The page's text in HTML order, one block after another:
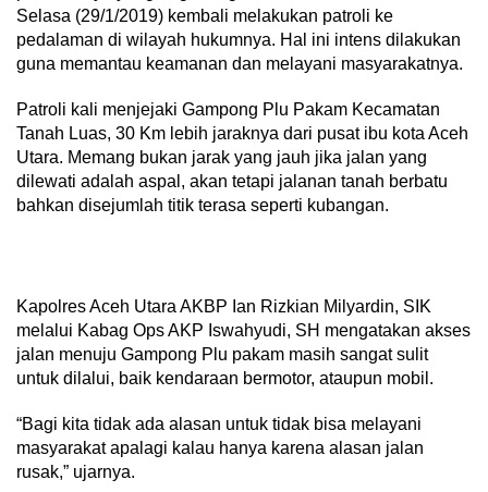
Selasa (29/1/2019) kembali melakukan patroli ke
pedalaman di wilayah hukumnya. Hal ini intens dilakukan
guna memantau keamanan dan melayani masyarakatnya.
Patroli kali menjejaki Gampong Plu Pakam Kecamatan
Tanah Luas, 30 Km lebih jaraknya dari pusat ibu kota Aceh
Utara. Memang bukan jarak yang jauh jika jalan yang
dilewati adalah aspal, akan tetapi jalanan tanah berbatu
bahkan disejumlah titik terasa seperti kubangan.
Kapolres Aceh Utara AKBP Ian Rizkian Milyardin, SIK
melalui Kabag Ops AKP Iswahyudi, SH mengatakan akses
jalan menuju Gampong Plu pakam masih sangat sulit
untuk dilalui, baik kendaraan bermotor, ataupun mobil.
“Bagi kita tidak ada alasan untuk tidak bisa melayani
masyarakat apalagi kalau hanya karena alasan jalan
rusak,” ujarnya.